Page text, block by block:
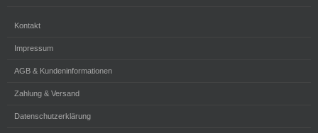
Kontakt
Impressum
AGB & Kundeninformationen
Zahlung & Versand
Datenschutzerklärung